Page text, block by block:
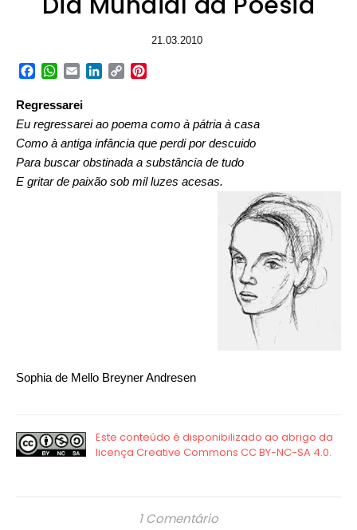
21.03.2010
Facebook
WhatsApp
EmailLinkedIn
Copy
Regressarei
Eu regressarei ao poema como à pátria à casa
Como à antiga infância que perdi por descuido
Para buscar obstinada a substância de tudo
E gritar de paixão sob mil luzes acesas.
Sophia de Mello Breyner Andresen
1 Comentário